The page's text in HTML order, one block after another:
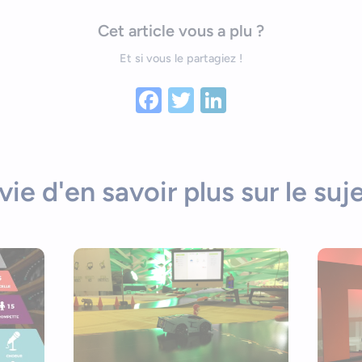
Cet article vous a plu ?
Et si vous le partagiez !
Facebook
Twitter
d'en savoir plus sur le